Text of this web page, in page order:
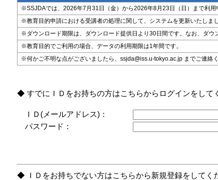
※SSJDAでは、2026年7月31日（金）から2026年8月23日（日）まで利
※教育目的申請における受講者の処理に関して、システムを更新いたしま
※ダウンロード期限は、ダウンロード提供日より30日間です。なお、ダ
※教育目的でご利用の場合、データの利用期限は1年間です。
※何かご不明な点がございましたら、ssjda@iss.u-tokyo.ac.jp までご連絡
◆ すでにＩＤをお持ちの方はこちらからログインをして
ＩＤ(メールアドレス)：
パスワード：
◆ ＩＤをお持ちでない方はこちらから新規登録をしてく